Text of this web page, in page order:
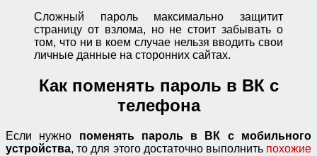
Сложный пароль максимально защитит
страницу от взлома, но не стоит забывать о
том, что ни в коем случае нельзя вводить свои
личные данные на сторонних сайтах.
Как поменять пароль в ВК с
телефона
Если нужно поменять пароль в ВК с мобильного
устройства, то для этого достаточно выполнитьпохожие